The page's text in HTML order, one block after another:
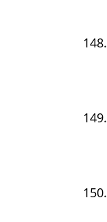
148.
149.
150.